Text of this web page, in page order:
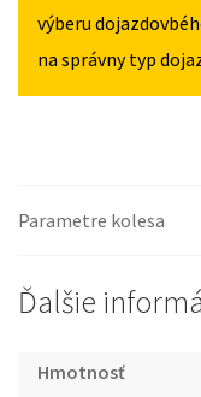
125/70R15
výberu
na správny typ
Parametre kolesa
Ďalšie
Hmotnosť